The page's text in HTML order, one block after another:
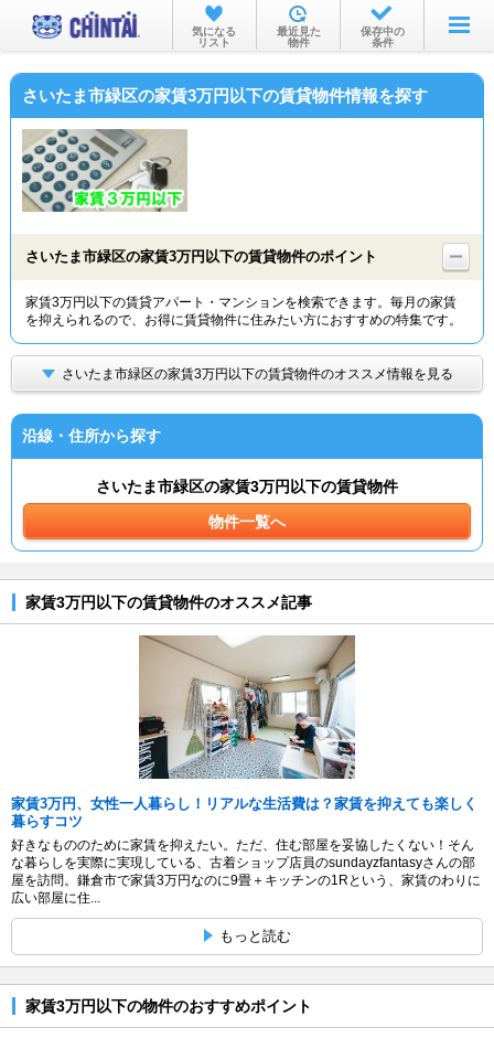
お部屋を探す
沿線・駅から
物件特集から
TOP
気になる
リスト
最近見た
物件
保存中の
条件
さいたま市緑区の家賃3万円以下の賃貸物件情報を探す
さいたま市緑区の家賃3万円以下の賃貸物件のポイント
家賃3万円以下の賃貸アパート・マンションを検索できます。毎月の家賃
を抑えられるので、お得に賃貸物件に住みたい方におすすめの特集です。
さいたま市緑区の家賃3万円以下の賃貸物件のオススメ情報を見る
沿線・住所から探す
さいたま市緑区の家賃3万円以下の賃貸物件
物件一覧へ
家賃3万円以下の賃貸物件のオススメ記事
家賃3万円、女性一人暮らし！リアルな生活費は？家賃を抑えても楽しく
暮らすコツ
好きなもののために家賃を抑えたい。ただ、住む部屋を妥協したくない！そん
な暮らしを実際に実現している、古着ショップ店員のsundayzfantasyさんの部
屋を訪問。鎌倉市で家賃3万円なのに9畳＋キッチンの1Rという、家賃のわりに
広い部屋に住...
もっと読む
家賃3万円以下の物件のおすすめポイント